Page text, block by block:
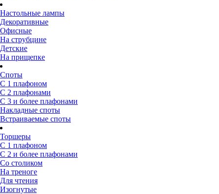
Настольные лампы
Декоративные
Офисные
На струбцине
Детские
На прищепке
Споты
С 1 плафоном
С 2 плафонами
С 3 и более плафонами
Накладные споты
Встраиваемые споты
Торшеры
С 1 плафоном
С 2 и более плафонами
Со столиком
На треноге
Для чтения
Изогнутые